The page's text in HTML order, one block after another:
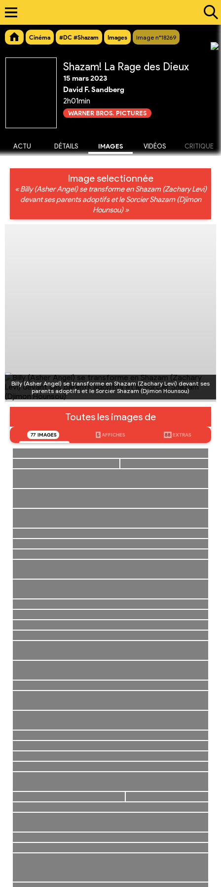
Cinéma #DC #Shazam Images Image n°18269
Shazam! La Rage des Dieux
15 mars 2023
David F. Sandberg
2h01min
WARNER BROS. PICTURES
ACTU DÉTAILS IMAGES VIDÉOS CRITIQUE
Image selectionnée
« Billy (Asher Angel) se transforme en Shazam (Zachary Levi)
devant ses parents adoptifs et le Sorcier Shazam (Djimon
Hounsou) »
Billy (Asher Angel) se transforme en Shazam (Zachary Levi) devant ses
parents adoptifs et le Sorcier Shazam (Djimon Hounsou)
Toutes les images de
77 IMAGES 5 AFFICHES 88 EXTRAS